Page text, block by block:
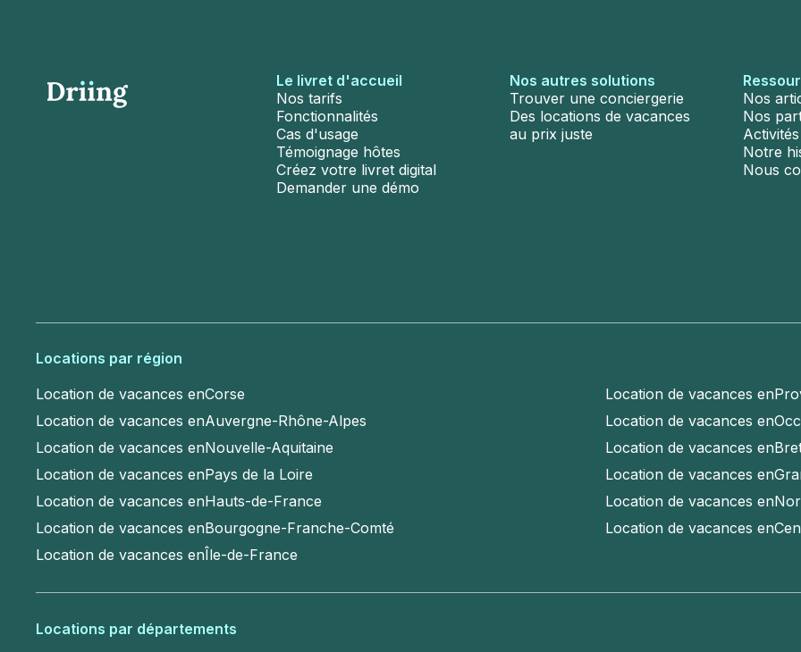
Le livret d'accueil
Nos tarifs
Fonctionnalités
Cas d'usage
Témoignage hôtes
Créez votre livret digital
Demander une démo
Nos autres solutions
Trouver une conciergerie
Des locations de vacances
au prix juste
Nos
Nos
Notre
Nous
Locations par région
Location de vacances enCorse Location de vacances en
Location de vacances enAuvergne-Rhône-Alpes Location de vacances en
Location de vacances enNouvelle-Aquitaine Location de vacances en
Location de vacances enPays de la Loire Location de vacances en
Location de vacances enHauts-de-France Location de vacances en
Location de vacances enBourgogne-Franche-Comté Location de vacances en
Location de vacances enÎle-de-France
Locations par départements